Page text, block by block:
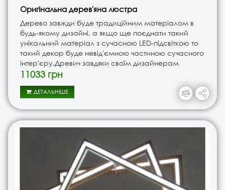
Оригінальна дерев'яна люстра
Дерево завжди буде традиційним матеріалом в
будь-якому дизайні, а якщо ще поєднати такий
унікальний матеріал з сучасною LED-підсвіткою то
такий декор буде невід'ємною частиною сучасного
інтер'єру.Древич завдяки своїм дизайнерам
розробив незвичайний дизайн дерев'яної люстри з
11033 грн
ДЕТАЛЬНІШЕ